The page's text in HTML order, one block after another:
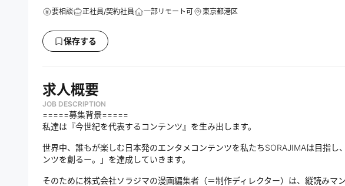
要相談 正社員/契約社員 一部リモート可 東京都港区
保存する
求人概要
JOB DESCRIPTION
=====募集背景=====
私達は『今世紀を代表するコンテンツ』を生み出します。
世界中、誰もが楽しむ日本発のエンタメコンテンツを私たちSORAJIMAは目指し
ンツを創るー。」を達成していきます。
そのために株式会社ソラジマの漫画編集者（＝制作ディレクター）は、縦読みマ